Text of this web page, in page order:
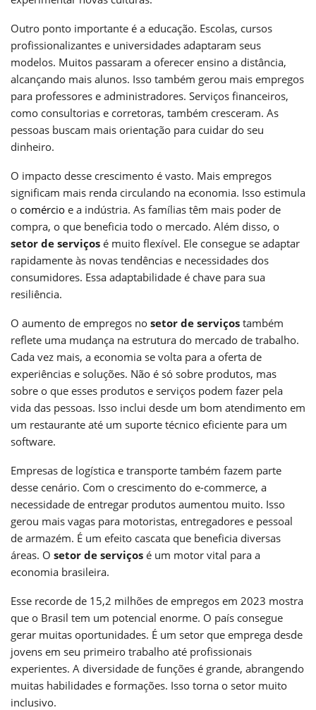
Outro ponto importante é a educação. Escolas, cursos
profissionalizantes e universidades adaptaram seus
modelos. Muitos passaram a oferecer ensino a distância,
alcançando mais alunos. Isso também gerou mais empregos
para professores e administradores. Serviços financeiros,
como consultorias e corretoras, também cresceram. As
pessoas buscam mais orientação para cuidar do seu
dinheiro.
O impacto desse crescimento é vasto. Mais empregos
significam mais renda circulando na economia. Isso estimula
o comércio e a indústria. As famílias têm mais poder de
compra, o que beneficia todo o mercado. Além disso, o
setor de serviços é muito flexível. Ele consegue se adaptar
rapidamente às novas tendências e necessidades dos
consumidores. Essa adaptabilidade é chave para sua
resiliência.
O aumento de empregos no setor de serviços também
reflete uma mudança na estrutura do mercado de trabalho.
Cada vez mais, a economia se volta para a oferta de
experiências e soluções. Não é só sobre produtos, mas
sobre o que esses produtos e serviços podem fazer pela
vida das pessoas. Isso inclui desde um bom atendimento em
um restaurante até um suporte técnico eficiente para um
software.
Empresas de logística e transporte também fazem parte
desse cenário. Com o crescimento do e-commerce, a
necessidade de entregar produtos aumentou muito. Isso
gerou mais vagas para motoristas, entregadores e pessoal
de armazém. É um efeito cascata que beneficia diversas
áreas. O setor de serviços é um motor vital para a
economia brasileira.
Esse recorde de 15,2 milhões de empregos em 2023 mostra
que o Brasil tem um potencial enorme. O país consegue
gerar muitas oportunidades. É um setor que emprega desde
jovens em seu primeiro trabalho até profissionais
experientes. A diversidade de funções é grande, abrangendo
muitas habilidades e formações. Isso torna o setor muito
inclusivo.